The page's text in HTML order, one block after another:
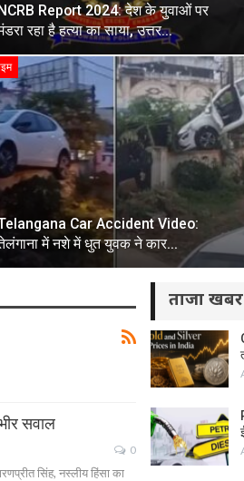
Report 2024: देश के युवाओं पर
रहा है हत्या का साया, उत्तर…
Car Accident Video:
में नशे में धुत युवक ने कार…
सवाल
0
सिंह, नस्लीय हिंसा का
ताजा खबर